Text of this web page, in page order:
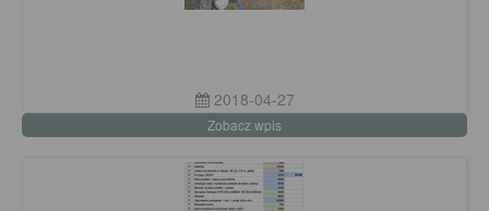
2018-04-27
Zobacz wpis